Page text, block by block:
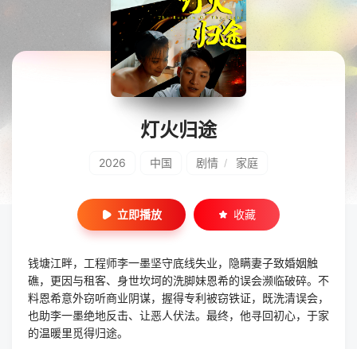
暂无观看影片的记录
灯火归途
2026 中国 剧情 / 家庭
立即播放 收藏
钱塘江畔，工程师李一墨坚守底线失业，隐瞒妻子致婚姻触
礁，更因与租客、身世坎坷的洗脚妹恩希的误会濒临破碎。不
料恩希意外窃听商业阴谋，握得专利被窃铁证，既洗清误会，
也助李一墨绝地反击、让恶人伏法。最终，他寻回初心，于家
的温暖里觅得归途。